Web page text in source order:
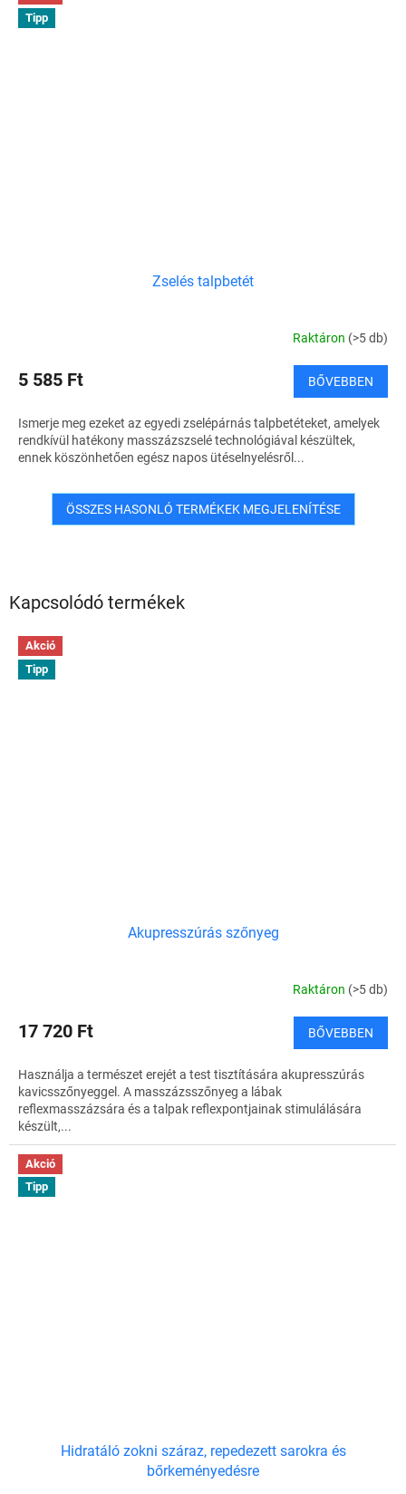
Kapcsolódó termékek
Akció
Tipp
Akupresszúrás szőnyeg
Raktáron (>5 db)
17 720 Ft BŐVEBBEN
Használja a természet erejét a test tisztítására akupresszúrás
kavicsszőnyeggel. A masszázsszőnyeg a lábak
reflexmasszázsára és a talpak reflexpontjainak stimulálására
készült,...
Akció
Tipp
Hidratáló zokni száraz, repedezett sarokra és
bőrkeményedésre
Tipp
Zselés talpbetét
Raktáron (>5 db)
5 585 Ft BŐVEBBEN
Ismerje meg ezeket az egyedi zselépárnás talpbetéteket, amelyek
rendkívül hatékony masszázszselé technológiával készültek,
ennek köszönhetően egész napos ütéselnyelésről...
ÖSSZES HASONLÓ TERMÉKEK MEGJELENÍTÉSE